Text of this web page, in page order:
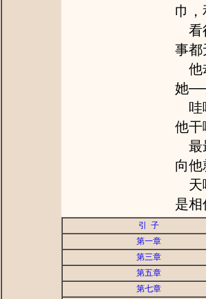
巾，
看
事都
他
她
哇
他干
最
向
天
是
引 子
第一章
第三章
第五章
第七章